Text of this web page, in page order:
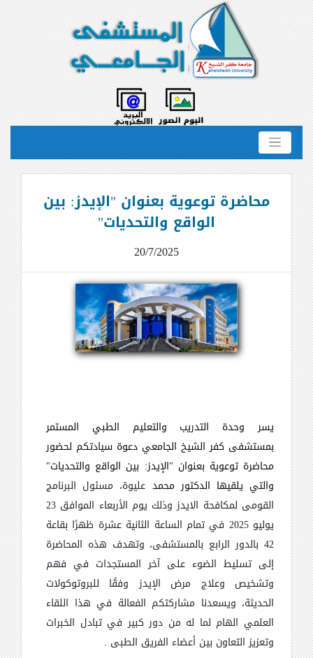
محاضرة توعوية بعنوان "الإيدز: بين
الواقع والتحديات"
20/7/2025
يسر وحدة التدريب والتعليم الطبي المستمر
بمستشفى كفر الشيخ الجامعي دعوة سيادتكم لحضور
محاضرة توعوية بعنوان "الإيدز: بين الواقع والتحديات"
والتي يلقيها الدكتور محمد
وتعزيز التعاون بين أعضاء الفريق الطبى .